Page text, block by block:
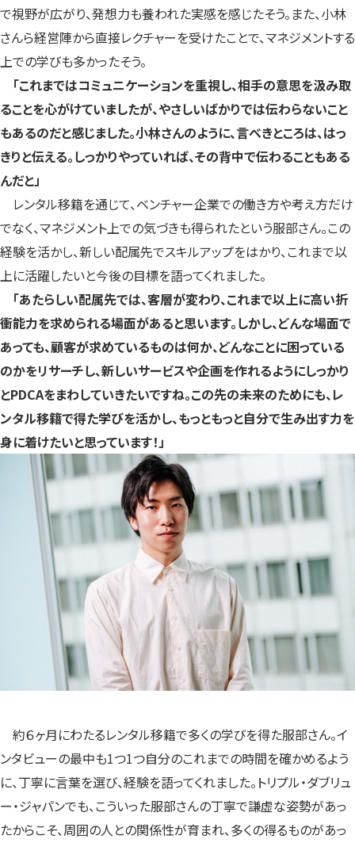
で視野が広がり、発想力も養われた実感を感じたそう。また、小林
さんら経営陣から直接レクチャーを受けたことで、マネジメントする
上での学びも多かったそう。
「これまではコミュニケーションを重視し、相手の意思を汲み取
ることを心がけていましたが、やさしいばかりでは伝わらないこと
もあるのだと感じました。小林さんのように、言べきところは、はっ
きりと伝える。しっかりやっていれば、その背中で伝わることもある
んだと」
レンタル移籍を通じて、ベンチャー企業での働き方や考え方だけ
でなく、マネジメント上での気づきも得られたという服部さん。この
経験を活かし、新しい配属先でスキルアップをはかり、これまで以
上に活躍したいと今後の目標を語ってくれました。
「あたらしい配属先では、客層が変わり、これまで以上に高い折
衝能力を求められる場面があると思います。しかし、どんな場面で
あっても、顧客が求めているものは何か、どんなことに困っている
のかをリサーチし、新しいサービスや企画を作れるようにしっかり
とPDCAをまわしていきたいですね。この先の未来のためにも、レ
ンタル移籍で得た学びを活かし、もっともっと自分で生み出す力を
身に着けたいと思っています！」
約６ヶ月にわたるレンタル移籍で多くの学びを得た服部さん。イ
ンタビューの最中も1つ1つ自分のこれまでの時間を確かめるよう
に、丁寧に言葉を選び、経験を語ってくれました。トリプル・ダブリュ
ー・ジャパンでも、こういった服部さんの丁寧で謙虚な姿勢があっ
たからこそ、周囲の人との関係性が育まれ、多くの得るものがあっ